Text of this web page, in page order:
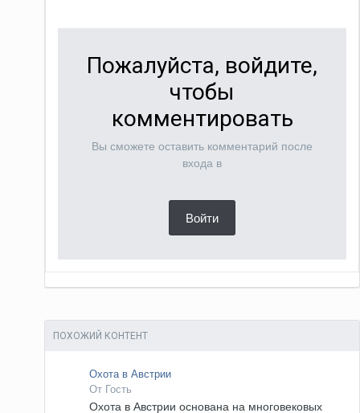
Пожалуйста, войдите,
чтобы
комментировать
Вы сможете оставить комментарий после
входа в
Войти
ПОХОЖИЙ КОНТЕНТ
Охота в Австрии
От Гость
Охота в Австрии основана на многовековых